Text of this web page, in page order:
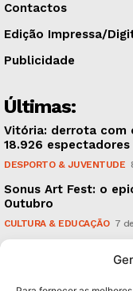
Contactos
Edição Impressa/
Publicidade
Últimas:
Vitória: derrota com
18.926 espectadores
DESPORTO & JUVENTUDE
Sonus Art Fest: o
Outubro
CULTURA & EDUCAÇÃO 7